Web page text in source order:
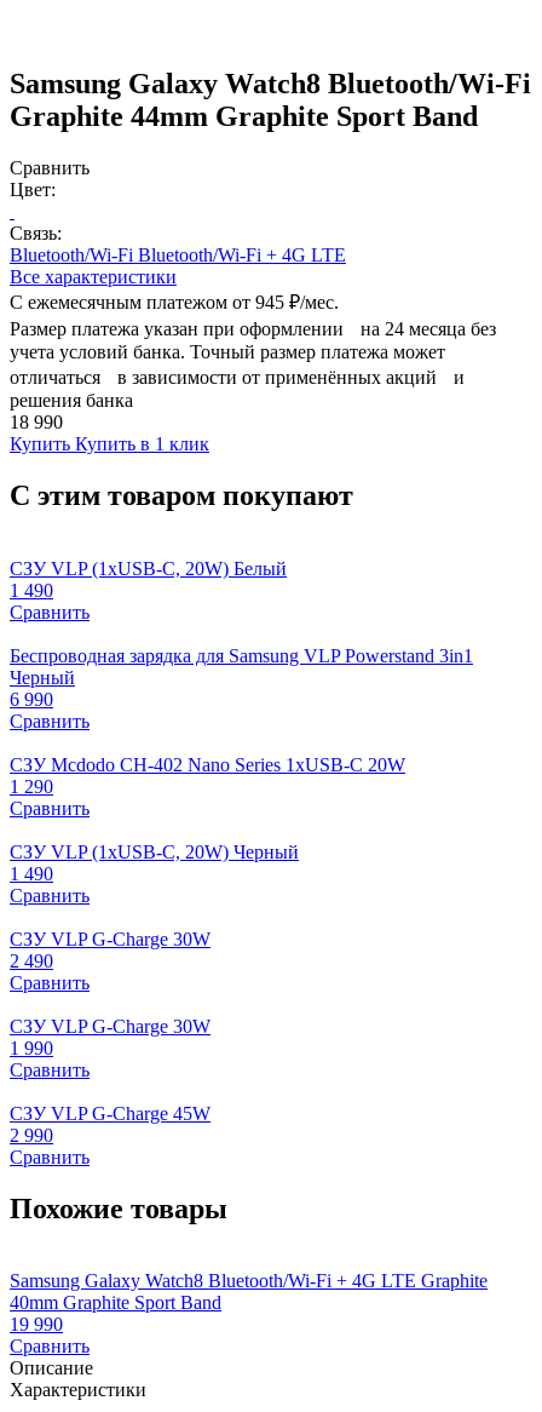
Samsung Galaxy Watch8 Bluetooth/Wi-Fi
Graphite 44mm Graphite Sport Band
Сравнить
Цвет:
Связь:
Bluetooth/Wi-Fi Bluetooth/Wi-Fi + 4G LTE
Все характеристики
С ежемесячным платежом от 945 ₽/мес.
Размер платежа указан при оформлении на 24 месяца без
учета условий банка. Точный размер платежа может
отличаться в зависимости от применённых акций и
решения банка
18 990
Купить Купить в 1 клик
С этим товаром покупают
СЗУ VLP (1xUSB-C, 20W) Белый
1 490
Сравнить
Беспроводная зарядка для Samsung VLP Powerstand 3in1
Черный
6 990
Сравнить
СЗУ Mcdodo CH-402 Nano Series 1xUSB-C 20W
1 290
Сравнить
СЗУ VLP (1xUSB-C, 20W) Черный
1 490
Сравнить
СЗУ VLP G-Charge 30W
2 490
Сравнить
СЗУ VLP G-Charge 30W
1 990
Сравнить
СЗУ VLP G-Charge 45W
2 990
Сравнить
Похожие товары
Samsung Galaxy Watch8 Bluetooth/Wi-Fi + 4G LTE Graphite
40mm Graphite Sport Band
19 990
Сравнить
Описание
Характеристики